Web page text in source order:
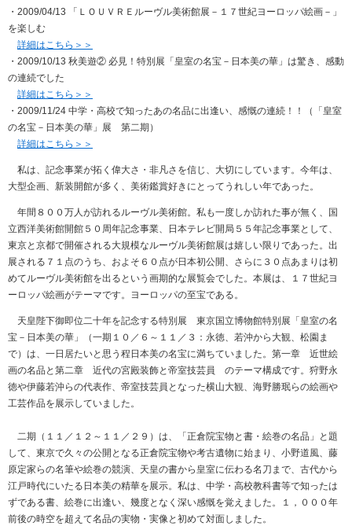
・2009/04/13 「ＬＯＵＶＲＥルーヴル美術館展－１７世紀ヨーロッパ絵画－」
を楽しむ
詳細はこちら＞＞
・2009/10/13 秋美遊② 必見！特別展「皇室の名宝－日本美の華」は驚き、感動
の連続でした
詳細はこちら＞＞
・2009/11/24 中学・高校で知ったあの名品に出逢い、感慨の連続！！（「皇室
の名宝－日本美の華」展 第二期）
詳細はこちら＞＞
私は、記念事業が拓く偉大さ・非凡さを信じ、大切にしています。今年は、
大型企画、新装開館が多く、美術鑑賞好きにとってうれしい年であった。
年間８００万人が訪れるルーヴル美術館。私も一度しか訪れた事が無く、国
立西洋美術館開館５０周年記念事業、日本テレビ開局５５年記念事業として、
東京と京都で開催される大規模なルーヴル美術館展は嬉しい限りであった。出
展される７１点のうち、およそ６０点が日本初公開、さらに３０点あまりは初
めてルーヴル美術館を出るという画期的な展覧会でした。本展は、１７世紀ヨ
ーロッパ絵画がテーマです。ヨーロッパの至宝である。
天皇陛下御即位二十年を記念する特別展 東京国立博物館特別展「皇室の名
宝－日本美の華」（一期１０／６～１１／３：永徳、若沖から大観、松園ま
で）は、一日居たいと思う程日本美の名宝に満ちていました。第一章 近世絵
画の名品と第二章 近代の宮殿装飾と帝室技芸員 のテーマ構成です。狩野永
徳や伊藤若沖らの代表作、帝室技芸員となった横山大観、海野勝珉らの絵画や
工芸作品を展示していました。
二期（１１／１２～１１／２９）は、「正倉院宝物と書・絵巻の名品」と題
して、東京で久々の公開となる正倉院宝物や考古遺物に始まり、小野道風、藤
原定家らの名筆や絵巻の競演、天皇の書から皇室に伝わる名刀まで、古代から
江戸時代にいたる日本美の精華を展示。私は、中学・高校教科書等で知ったは
ずである書、絵巻に出逢い、幾度となく深い感慨を覚えました。１，０００年
前後の時空を超えて名品の実物・実像と初めて対面しました。